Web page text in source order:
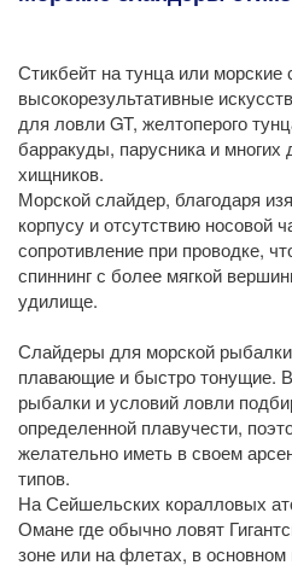
Стикбейт на тунца или морские
высокорезультативные
для ловли GT, желтоперого
барракуды, парусника и многих
хищников.
Морской слайдер, благодаря
корпусу и отсутствию носовой
сопротивление при проводке,
спиннинг с более мягкой
удилище.
Слайдеры для морской
плавающие и быстро тонущие.
рыбалки и условий ловли
определенной плавучести,
желательно иметь в своем
типов.
На Сейшельских коралловых
Омане где обычно ловят
зоне или на флетах, в